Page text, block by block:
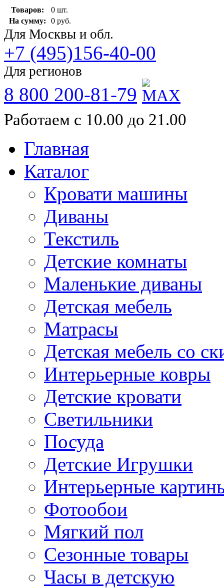
Товаров:
0 шт.
На сумму:
0 руб.
Для Москвы и обл.
+7 (495)156-40-00
Для регионов
8 800 200-81-79
Работаем с 10.00 до 21.00
Главная
Каталог
Кровати машины
Диваны
Текстиль
Детские комнаты
Маленькие диваны
Детская мебель
Матрасы
Детская мебель со
Интерьерные ковры
Детские кровати
Светильники
Посуда
Детские Игрушки
Интерьерные
Фотообои
Мягкий пол
Сезонные товары
Часы в детскую